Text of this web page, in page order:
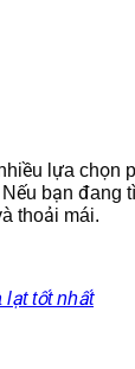
lựa
bạn đang
thoải mái.
lạt tốt nhất